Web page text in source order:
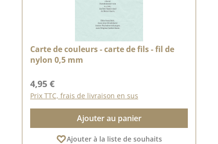
Carte de couleurs - carte de fils - fil de
nylon 0,5 mm
Prix régulier :
4,95 €
Prix TTC, frais de livraison en sus
Ajouter au panier
Ajouter à la liste de souhaits